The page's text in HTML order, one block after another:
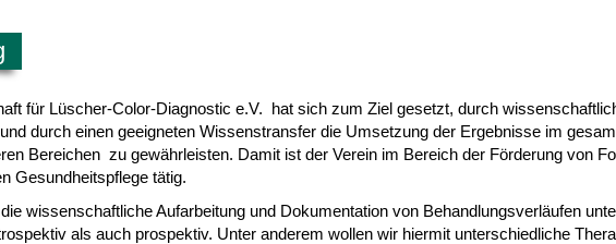
für Lüscher-Color-Diagnostic e.V. hat sich zum Ziel gesetzt, durch
durch einen geeigneten Wissenstransfer die Umsetzung der Ergebnisse im
Bereichen zu gewährleisten. Damit ist der Verein im Bereich der Förderung von
Gesundheitspflege tätig.
wissenschaftliche Aufarbeitung und Dokumentation von Behandlungsverläufen
als auch prospektiv. Unter anderem wollen wir hiermit unterschiedliche